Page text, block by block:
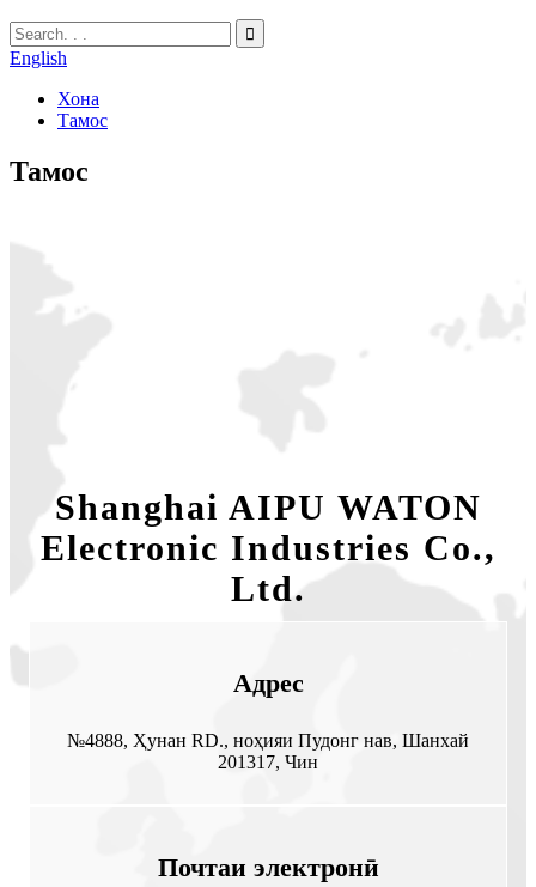
English
Хона
Тамос
Тамос
Shanghai AIPU WATON
Electronic Industries Co.,
Ltd.
Адрес
№4888, Ҳунан RD., ноҳияи Пудонг нав, Шанхай
201317, Чин
Почтаи электронӣ